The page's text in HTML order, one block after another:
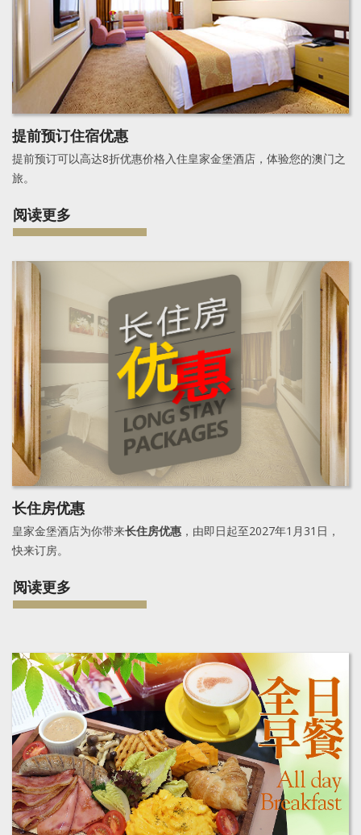
提前预订住宿优惠
提前预订可以高达8折优惠价格入住皇家金堡酒店，体验您的澳门之
旅。
阅读更多
长住房优惠
皇家金堡酒店为你带来长住房优惠 ，由即日起至2027年1月31日，
快来订房。
阅读更多